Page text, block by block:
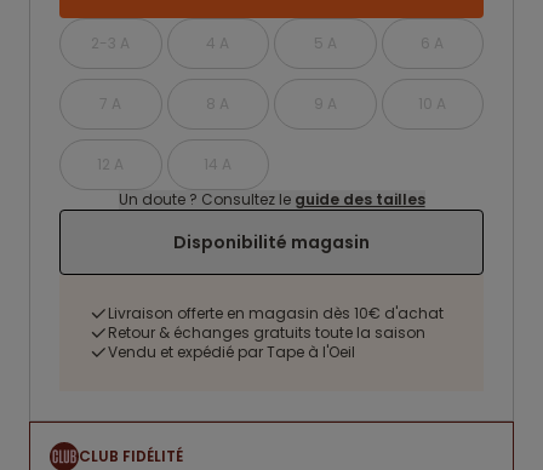
2-3 A 4 A 5 A 6 A
7 A 8 A 9 A 10 A
12 A
14 A
Un doute ? Consultez le guide des tailles
Disponibilité magasin
Livraison offerte en magasin dès 10€ d'achat
Retour & échanges gratuits toute la saison
Vendu et expédié par Tape à l'Oeil
CLUB FIDÉLITÉ